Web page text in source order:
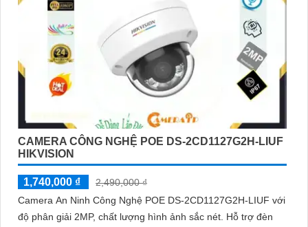
CAMERA CÔNG NGHỆ POE DS-2CD1127G2H-LIUF
HIKVISION
1,740,000 ₫
2,490,000 ₫
Camera An Ninh Công Nghệ POE DS-2CD1127G2H-LIUF với
độ phân giải 2MP, chất lượng hình ảnh sắc nét. Hỗ trợ đèn